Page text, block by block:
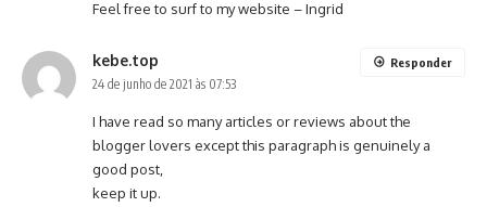
Feel free to surf to my website –Ingrid
kebe.top
24 de junho de 2021 às 07:53
I have read so many articles or reviews about the
blogger lovers except this paragraph is genuinely a
good post,
keep it up.
Responder